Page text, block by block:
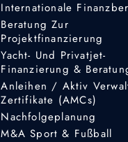
Internationale
Beratung Zur
Projektfinanzierung
Yacht- Und Privatjet-
Finanzierung &
Anleihen / Aktiv
Zertifikate (AMCs)
Nachfolgeplanung
M&A Sport & Fußball